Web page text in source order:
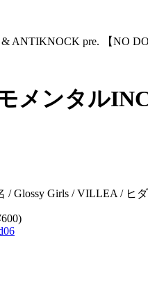
ANTIKNOCK pre. 【NO
メンタル
Glossy Girls / VILLEA / ヒ